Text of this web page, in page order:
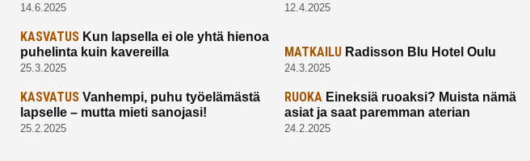
14.6.2025 12.4.2025
KASVATUS Kun lapsella ei ole yhtä hienoa
puhelinta kuin kavereilla
25.3.2025
MATKAILU Radisson Blu Hotel Oulu
24.3.2025
KASVATUS Vanhempi, puhu työelämästä
lapselle – mutta mieti sanojasi!
25.2.2025
RUOKA Eineksiä ruoaksi? Muista nämä
asiat ja saat paremman aterian
24.2.2025